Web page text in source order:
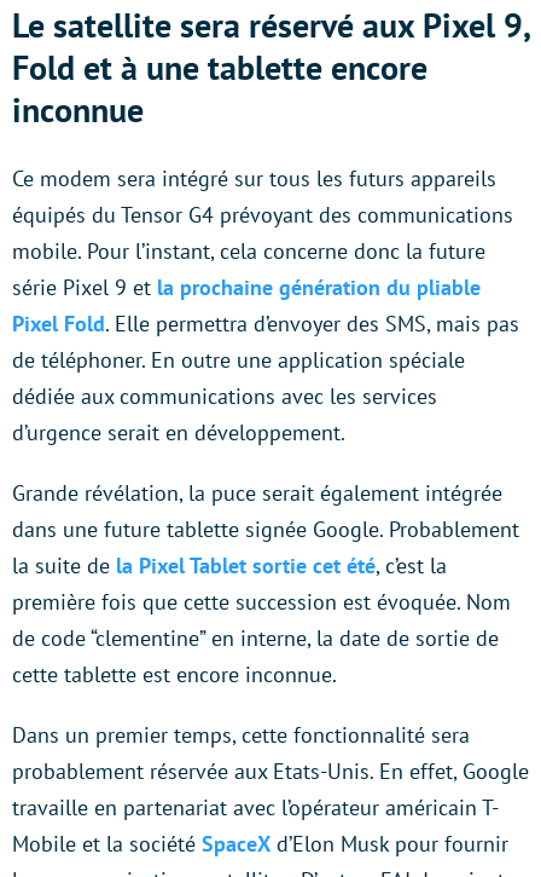
Le satellite sera réservé aux Pixel 9,
Fold et à une tablette encore
inconnue
Ce modem sera intégré sur tous les futurs appareils
équipés du Tensor G4 prévoyant des communications
mobile. Pour l’instant, cela concerne donc la future
série Pixel 9 et la prochaine génération du pliable
Pixel Fold. Elle permettra d’envoyer des SMS, mais pas
de téléphoner. En outre une application spéciale
dédiée aux communications avec les services
d’urgence serait en développement.
Grande révélation, la puce serait également intégrée
dans une future tablette signée Google. Probablement
la suite de la Pixel Tablet sortie cet été, c’est la
première fois que cette succession est évoquée. Nom
de code “clementine” en interne, la date de sortie de
cette tablette est encore inconnue.
Dans un premier temps, cette fonctionnalité sera
probablement réservée aux Etats-Unis. En effet, Google
travaille en partenariat avec l’opérateur américain T-
Mobile et la société SpaceX d’Elon Musk pour fournir